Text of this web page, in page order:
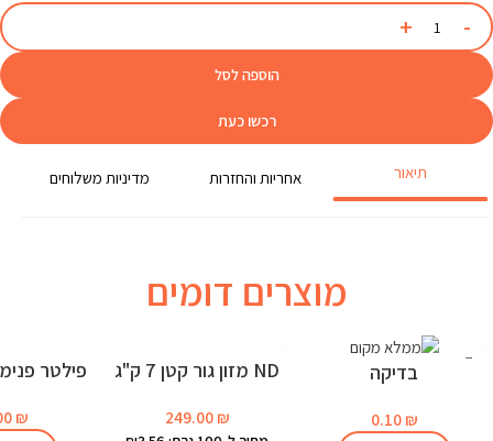
הוספה לסל
רכשו כעת
תיאור אחריות והחזרות מדיניות משלוחים
מוצרים דומים
בדיקה
0.10 ₪
ND מזון גור קטן 7 ק"ג
249.00 ₪
₪